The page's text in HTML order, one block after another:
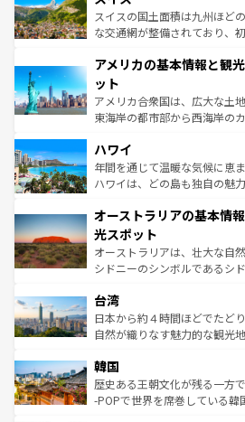
を参照してほしい。
ドイツ情報はコンテンツ一覧
ティー、ビール好きにはたま
戦など、本場だからこそでき
ンツ一覧を参照してほしい。
スイスの国土面積は九州ほど
な交通網が整備されており、
の建物がそのまま残る町や、
博物館もあり、アルプス観光
ことができる。国民の所得が
者向けの交通パス提供のサー
着のスイス情報は
アメリカの基本情報と観
ット
アメリカ合衆国は、広大な土
東海岸の都市部から西海岸の
のような巨大都市は、観光、
ンメントが詰まった刺激的な
西部には大自然が広がり、グ
部のニューオーリンズでは、
文化が魅力。旅行者はアメリ
しみながら、その多様性と豊
るだろう。車でのロードトリ
情報は
ハワイ
年間を通じて温暖な気候に恵
ハワイは、どの島も独自の魅
ワイ島は見逃せない。また、
島だが、静かな自然を求める
おすすめ。エメラルドグリー
文化や歴史が息づいている。
人々、おいしいローカルフー
ク、伝統的なフラダンスなど
っている。訪れるたびに新し
はコンテンツ一覧
オーストラリアの基本情
光スポット
オーストラリアは、壮大な自
シドニーのシンボルであるシ
リアリーフや大陸中央部にそ
ク）、タスマニアの美しい原
ど、見どころがたくさん。ま
いる。アクティビティも充実
ビング、ハイキングなど、ア
い。オーストラリアの多彩な
台湾
日本から約４時間ほどでたど
自然が織りなす魅力的な観光
ン）、静ひつな山岳地帯であ
と山間の静けさが共存してお
驚きをもたらしてくれる。ま
韓国
歴史ある王朝文化が残る一方
-POPで世界を席巻している韓